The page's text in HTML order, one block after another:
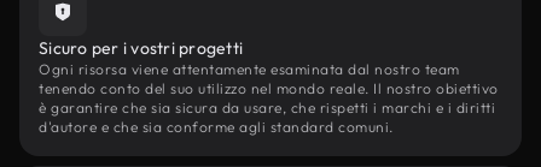
Sicuro per i vostri progetti
Ogni risorsa viene attentamente esaminata dal nostro team
tenendo conto del suo utilizzo nel mondo reale. Il nostro obiettivo
è garantire che sia sicura da usare, che rispetti i marchi e i diritti
d'autore e che sia conforme agli standard comuni.